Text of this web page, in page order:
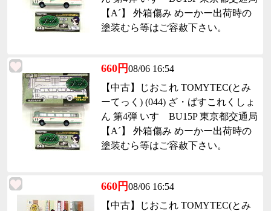
【A´】 外箱傷み めーかー出荷時の
塗装むら等はご容赦下さい。
660円08/06 16:54
【中古】じおこれ TOMYTEC(とみ
ーてっく) (044) ざ・ばすこれくしょ
ん 第4弾 いすゞBU15P 東京都交通局
【A´】 外箱傷み めーかー出荷時の
塗装むら等はご容赦下さい。
660円08/06 16:54
【中古】じおこれ TOMYTEC(とみ